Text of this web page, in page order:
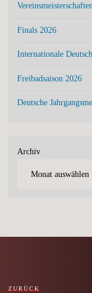
Finals 2026
Internationale
Freibadsaison 2026
Deutsche
Archiv
ZURÜCK